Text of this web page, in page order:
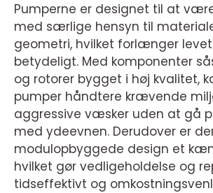
Pumperne er designet til at
med særlige hensyn til
geometri, hvilket forlænger
betydeligt. Med komponenter
og rotorer bygget i høj kvalitet,
pumper håndtere krævende
aggressive væsker uden at gå
med ydeevnen. Derudover er
modulopbyggede design et
hvilket gør vedligeholdelse og
tidseffektivt og